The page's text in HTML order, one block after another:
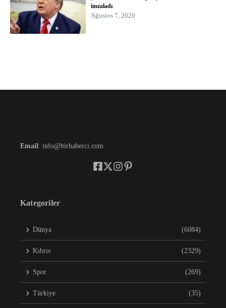
imzaladı
Ağustos 7, 2026
Email: info@birhaberci.com
Kategoriler
Dünya (6084)
Kıbrıs (2329)
Spor (269)
Türkiye (35)